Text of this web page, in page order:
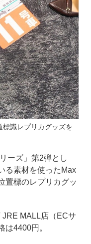
識レプリカグッズを
ーズ」第2弾とし
る素材を使ったMax
置標のレプリカグッ
MALL店（ECサ
は4400円。